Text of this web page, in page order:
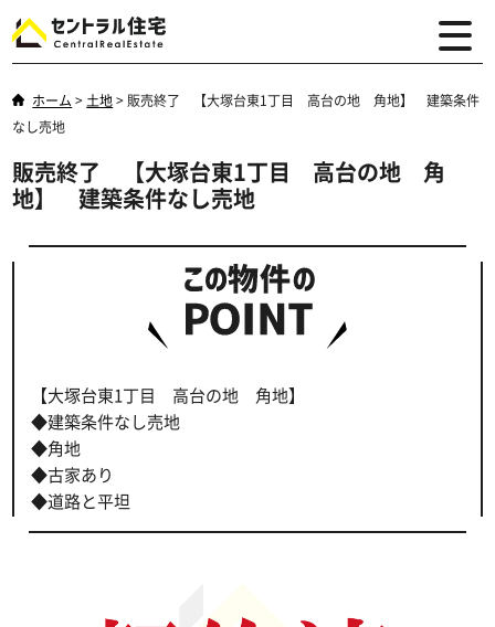
ホーム > 土地> 販売終了 【大塚台東1丁目 高台の地 角地】 建築条件
なし売地
販売終了 【大塚台東1丁目 高台の地 角
地】 建築条件なし売地
【大塚台東1丁目 高台の地 角地】
◆建築条件なし売地
◆角地
◆古家あり
◆道路と平坦